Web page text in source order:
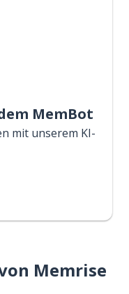
MemBot
mit unserem KI-
Memrise